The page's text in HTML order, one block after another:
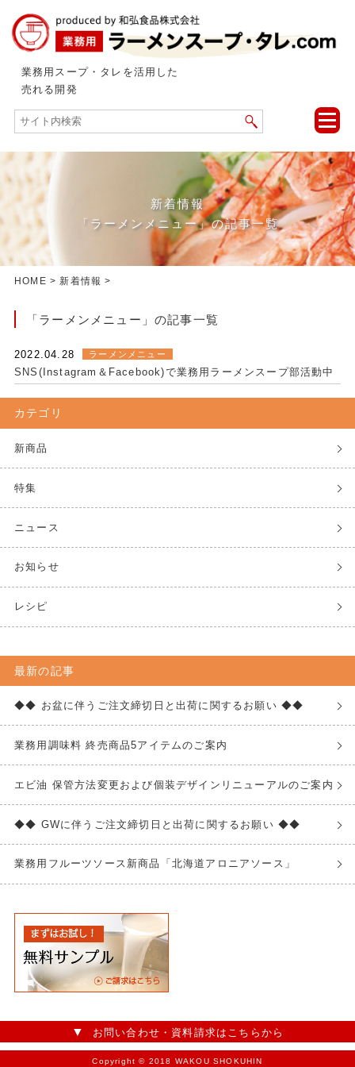
業務用スープ・タレを活用した
売れる開発
toggle
新着情報
「ラーメンメニュー」の記事一覧
HOME >新着情報 >
「ラーメンメニュー」の記事一覧
2022.04.28 ラーメンメニュー
SNS(Instagram＆Facebook)で業務用ラーメンスープ部活動中
カテゴリ
新商品
特集
ニュース
お知らせ
レシピ
最新の記事
◆◆ お盆に伴うご注文締切日と出荷に関するお願い ◆◆
業務用調味料 終売商品5アイテムのご案内
エビ油 保管方法変更および個装デザインリニューアルのご案内
◆◆ GWに伴うご注文締切日と出荷に関するお願い ◆◆
業務用フルーツソース新商品「北海道アロニアソース」
お問い合わせ・資料請求はこちらから
Copyright © 2018 WAKOU SHOKUHIN